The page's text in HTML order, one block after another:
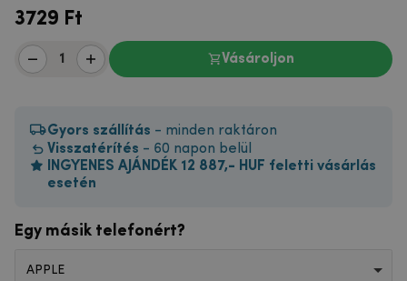
3729 Ft
Vásároljon
Gyors szállítás - minden raktáron
Visszatérítés - 60 napon belül
INGYENES AJÁNDÉK 12 887,- HUF feletti vásárlás
esetén
Egy másik telefonért?
APPLE